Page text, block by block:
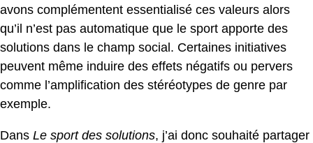
avons complémentent essentialisé ces valeurs alors
qu’il n’est pas automatique que le sport apporte des
solutions dans le champ social. Certaines initiatives
peuvent même induire des effets négatifs ou pervers
comme l’amplification des stéréotypes de genre par
exemple.
Dans Le sport des solutions, j’ai donc souhaité partager